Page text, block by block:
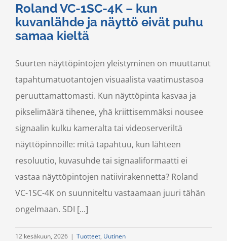
Roland VC-1SC-4K – kun
kuvanlähde ja näyttö eivät puhu
samaa kieltä
Suurten näyttöpintojen yleistyminen on muuttanut
tapahtumatuotantojen visuaalista vaatimustasoa
peruuttamattomasti. Kun näyttöpinta kasvaa ja
pikselimäärä tihenee, yhä kriittisemmäksi nousee
signaalin kulku kameralta tai videoserveriltä
näyttöpinnoille: mitä tapahtuu, kun lähteen
resoluutio, kuvasuhde tai signaaliformaatti ei
vastaa näyttöpintojen natiivirakennetta? Roland
VC-1SC-4K on suunniteltu vastaamaan juuri tähän
ongelmaan. SDI [...]
12 kesäkuun, 2026 | Tuotteet, Uutinen